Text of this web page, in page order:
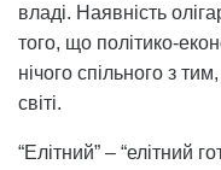
владі. Наявність
того, що політико-
нічого спільного з
світі.
“Елітний” – “елітний